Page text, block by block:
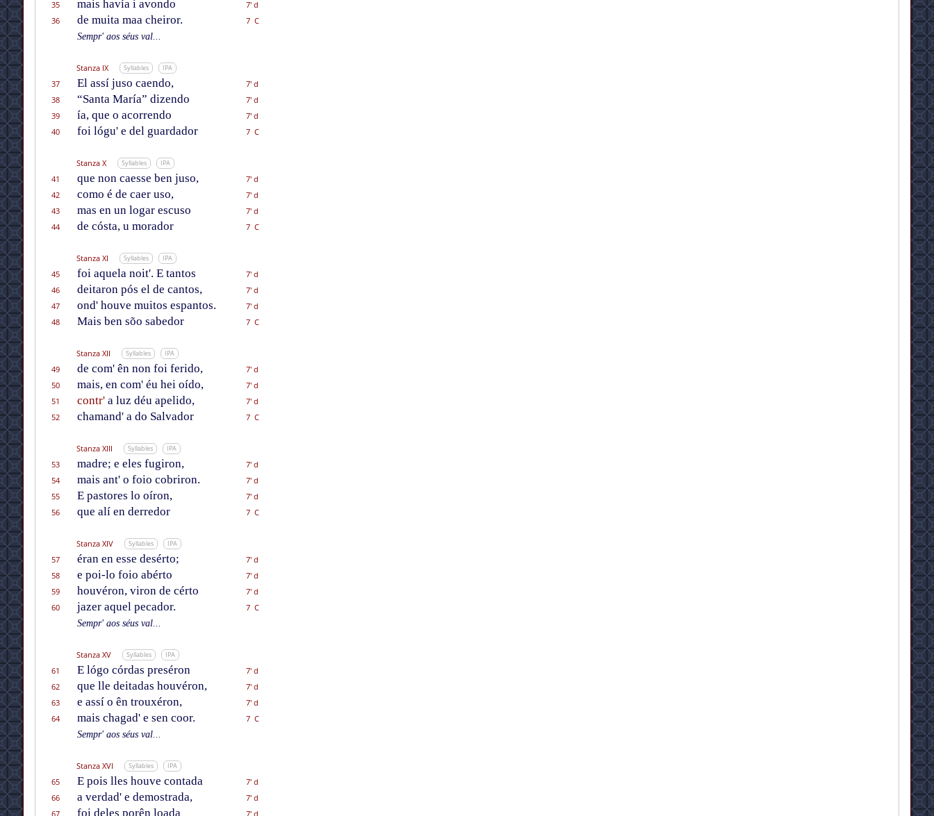
35
mais havía i avondo
7' d
36
de muita maa cheiror.
7 C
Sempr' aos séus val...
Stanza IX Syllables IPA
37 El assí juso caendo,
7' d
38
“Santa María” dizendo
7' d
39
ía, que o acorrendo
7' d
40
foi lógu' e del guardador 7 C
Stanza X Syllables IPA
41 que non caesse ben juso,
7' d
42
como é de caer uso,
7' d
43
mas en un logar escuso
7' d
44
de cósta, u morador 7 C
Stanza XI Syllables IPA
45 foi aquela noit'. E tantos
7' d
46
deitaron pós el de cantos,
7' d
47
ond' houve muitos espantos.
7' d
48
Mais ben sõo sabedor 7 C
Stanza XII Syllables IPA
49 de com' ên non foi ferido,
7' d
50
mais, en com' éu hei oído,
7' d
51
contr'a luz déu apelido,
7' d
52
chamand' a do Salvador 7 C
Stanza XIII Syllables IPA
53 madre; e eles fugiron,
7' d
54
mais ant' o foio cobriron.
7' d
55
E pastores lo oíron,
7' d
56
que alí en derredor 7 C
Stanza XIV Syllables IPA
57 éran en esse desérto;
7' d
58
e poi-lo foio abérto
7' d
59
houvéron, viron de cérto
7' d
60
jazer aquel pecador.
7 C
Sempr' aos séus val...
Stanza XV Syllables IPA
61 E lógo córdas preséron
7' d
62
que lle deitadas houvéron,
7' d
63
e assí o ên trouxéron,
7' d
64
mais chagad' e sen coor.
7 C
Sempr' aos séus val...
Stanza XVI Syllables IPA
65 E pois lles houve contada
7' d
66
a verdad' e demostrada,
7' d
67
foi deles porên loada 7' d